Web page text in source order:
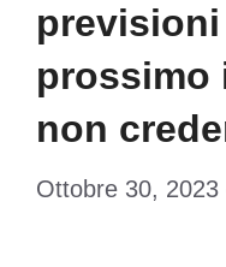
prossimo
non
Ottobre 30, 2023